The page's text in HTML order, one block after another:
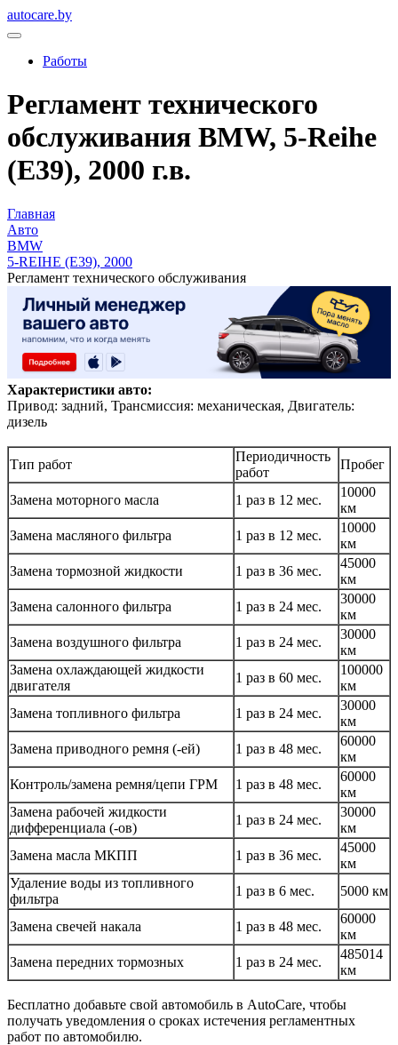
autocare.by
Работы
Регламент технического
обслуживания BMW, 5-Reihe
(E39), 2000 г.в.
Главная
Авто
BMW
5-REIHE (E39), 2000
Регламент технического обслуживания
Характеристики авто:
Привод: задний, Трансмиссия: механическая, Двигатель:
дизель
Тип работ
Периодичность
работ
Пробег
Замена моторного масла 1 раз в 12 мес.
10000
км
Замена масляного фильтра
1 раз в 12 мес.
10000
км
Замена тормозной жидкости
1 раз в 36 мес.
45000
км
Замена салонного фильтра
1 раз в 24 мес.
30000
км
Замена воздушного фильтра
1 раз в 24 мес.
30000
км
Замена охлаждающей жидкости
двигателя
1 раз в 60 мес.
100000
км
Замена топливного фильтра
1 раз в 24 мес.
30000
км
Замена приводного ремня (-ей)
1 раз в 48 мес.
60000
км
Контроль/замена ремня/цепи ГРМ
1 раз в 48 мес.
60000
км
Замена рабочей жидкости
дифференциала (-ов)
1 раз в 24 мес.
30000
км
Замена масла МКПП
1 раз в 36 мес.
45000
км
Удаление воды из топливного
фильтра
1 раз в 6 мес. 5000 км
Замена свечей накала 1 раз в 48 мес.
60000
км
Замена передних тормозных
1 раз в 24 мес.
485014
км
Бесплатно добавьте свой автомобиль в AutoCare, чтобы
получать уведомления о сроках истечения регламентных
работ по автомобилю.